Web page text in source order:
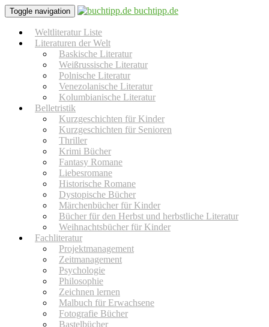
Toggle navigation buchtipp.de
Weltliteratur Liste
Literaturen der Welt
Baskische Literatur
Weißrussische Literatur
Polnische Literatur
Venezolanische Literatur
Kolumbianische Literatur
Belletristik
Kurzgeschichten für Kinder
Kurzgeschichten für Senioren
Thriller
Krimi Bücher
Fantasy Romane
Liebesromane
Historische Romane
Dystopische Bücher
Märchenbücher für Kinder
Bücher für den Herbst und herbstliche Literatur
Weihnachtsbücher für Kinder
Fachliteratur
Projektmanagement
Zeitmanagement
Psychologie
Philosophie
Zeichnen lernen
Malbuch für Erwachsene
Fotografie Bücher
Bastelbücher